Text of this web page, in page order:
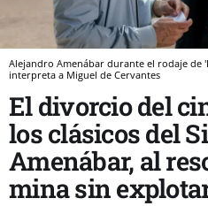
Alejandro Amenábar durante el rodaje de
interpreta a Miguel de Cervantes
El divorcio del
los clásicos del
Amenábar, al
mina sin